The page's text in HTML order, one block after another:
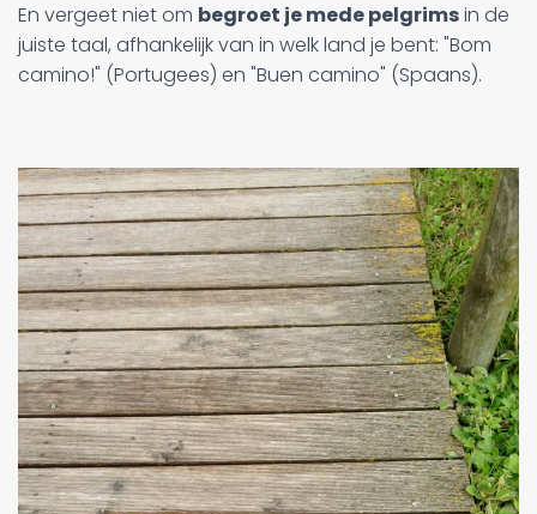
En vergeet niet om begroet je mede pelgrimsin de
juiste taal, afhankelijk van in welk land je bent: "Bom
camino!" (Portugees) en "Buen camino" (Spaans).